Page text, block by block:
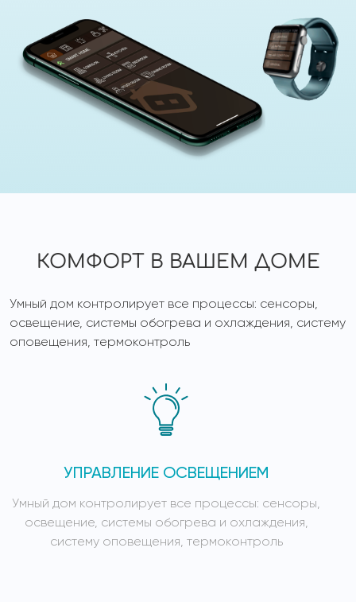
КОМФОРТ В ВАШЕМ ДОМЕ
Умный дом контролирует все процессы: сенсоры,
освещение, системы обогрева и охлаждения, систему
оповещения, термоконтроль
УПРАВЛЕНИЕ ОСВЕЩЕНИЕМ
Умный дом контролирует все процессы: сенсоры,
освещение, системы обогрева и охлаждения,
систему оповещения, термоконтроль